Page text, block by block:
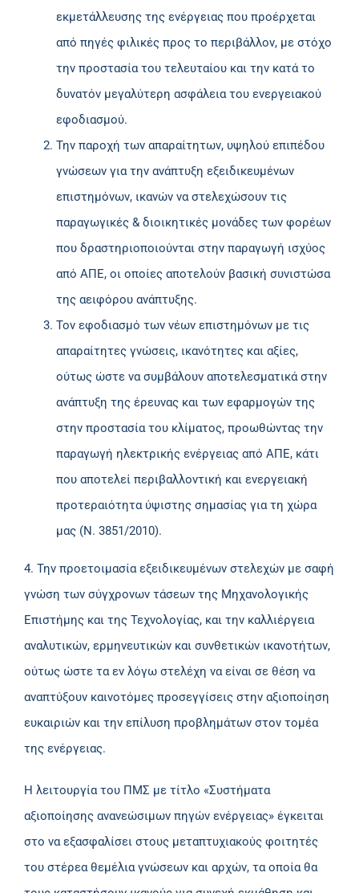
εκμετάλλευσης της ενέργειας που προέρχεται
από πηγές φιλικές προς το περιβάλλον, με στόχο
την προστασία του τελευταίου και την κατά το
δυνατόν μεγαλύτερη ασφάλεια του ενεργειακού
εφοδιασμού.
Την παροχή των απαραίτητων, υψηλού επιπέδου
γνώσεων για την ανάπτυξη εξειδικευμένων
επιστημόνων, ικανών να στελεχώσουν τις
παραγωγικές & διοικητικές μονάδες των φορέων
που δραστηριοποιούνται στην παραγωγή ισχύος
από ΑΠΕ, οι οποίες αποτελούν βασική συνιστώσα
της αειφόρου ανάπτυξης.
Τον εφοδιασμό των νέων επιστημόνων με τις
απαραίτητες γνώσεις, ικανότητες και αξίες,
ούτως ώστε να συμβάλουν αποτελεσματικά στην
ανάπτυξη της έρευνας και των εφαρμογών της
στην προστασία του κλίματος, προωθώντας την
παραγωγή ηλεκτρικής ενέργειας από ΑΠΕ, κάτι
που αποτελεί περιβαλλοντική και ενεργειακή
προτεραιότητα ύψιστης σημασίας για τη χώρα
μας (Ν. 3851/2010).
4. Την προετοιμασία εξειδικευμένων στελεχών με σαφή
γνώση των σύγχρονων τάσεων της Μηχανολογικής
Επιστήμης και της Τεχνολογίας, και την καλλιέργεια
αναλυτικών, ερμηνευτικών και συνθετικών ικανοτήτων,
ούτως ώστε τα εν λόγω στελέχη να είναι σε θέση να
αναπτύξουν καινοτόμες προσεγγίσεις στην αξιοποίηση
ευκαιριών και την επίλυση προβλημάτων στον τομέα
της ενέργειας.
Η λειτουργία του ΠΜΣ με τίτλο «Συστήματα
αξιοποίησης ανανεώσιμων πηγών ενέργειας» έγκειται
στο να εξασφαλίσει στους μεταπτυχιακούς φοιτητές
του στέρεα θεμέλια γνώσεων και αρχών, τα οποία θα